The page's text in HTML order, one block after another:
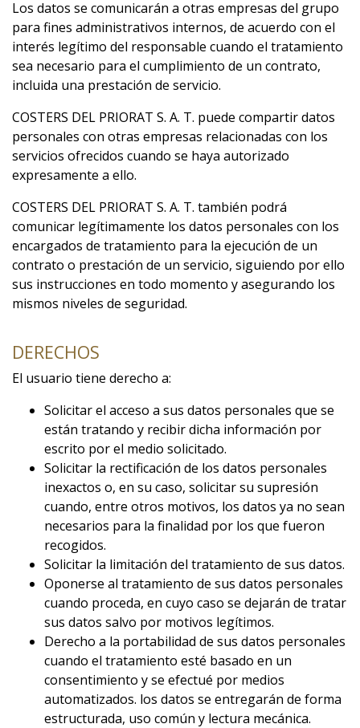
Los datos se comunicarán a otras empresas del grupo
para fines administrativos internos, de acuerdo con el
interés legítimo del responsable cuando el tratamiento
sea necesario para el cumplimiento de un contrato,
incluida una prestación de servicio.
COSTERS DEL PRIORAT S. A. T. puede compartir datos
personales con otras empresas relacionadas con los
servicios ofrecidos cuando se haya autorizado
expresamente a ello.
COSTERS DEL PRIORAT S. A. T. también podrá
comunicar legítimamente los datos personales con los
encargados de tratamiento para la ejecución de un
contrato o prestación de un servicio, siguiendo por ello
sus instrucciones en todo momento y asegurando los
mismos niveles de seguridad.
DERECHOS
El usuario tiene derecho a:
Solicitar el acceso a sus datos personales que se
están tratando y recibir dicha información por
escrito por el medio solicitado.
Solicitar la rectificación de los datos personales
inexactos o, en su caso, solicitar su supresión
cuando, entre otros motivos, los datos ya no sean
necesarios para la finalidad por los que fueron
recogidos.
Solicitar la limitación del tratamiento de sus datos.
Oponerse al tratamiento de sus datos personales
cuando proceda, en cuyo caso se dejarán de tratar
sus datos salvo por motivos legítimos.
Derecho a la portabilidad de sus datos personales
cuando el tratamiento esté basado en un
consentimiento y se efectué por medios
automatizados. los datos se entregarán de forma
estructurada, uso común y lectura mecánica.